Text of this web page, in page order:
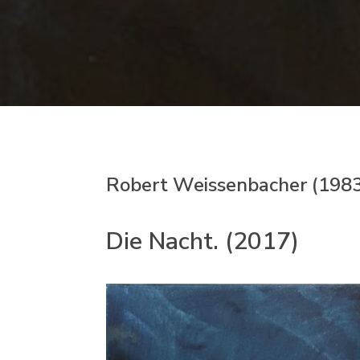
Robert Weissenbacher
Die Nacht. (2017)